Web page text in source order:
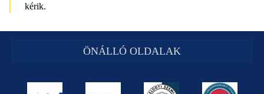
kérik.
ÖNÁLLÓ OLDALAK